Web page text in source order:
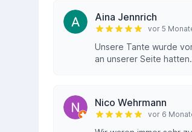
Aina Jennrich
vor 5
Unsere Tante wurde
an unserer Seite
Nico Wehrmann
vor 6